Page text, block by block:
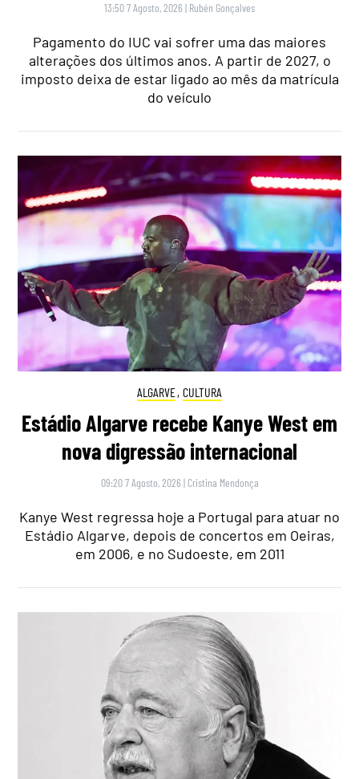
13:50 7 Agosto, 2026 | Rubén Gonçalves
Pagamento do IUC vai sofrer uma das maiores
alterações dos últimos anos. A partir de 2027, o
imposto deixa de estar ligado ao mês da matrícula
do veículo
ALGARVE, CULTURA
Estádio Algarve recebe Kanye West em
nova digressão internacional
09:20 7 Agosto, 2026 | Cristina Mendonça
Kanye West regressa hoje a Portugal para atuar no
Estádio Algarve, depois de concertos em Oeiras,
em 2006, e no Sudoeste, em 2011